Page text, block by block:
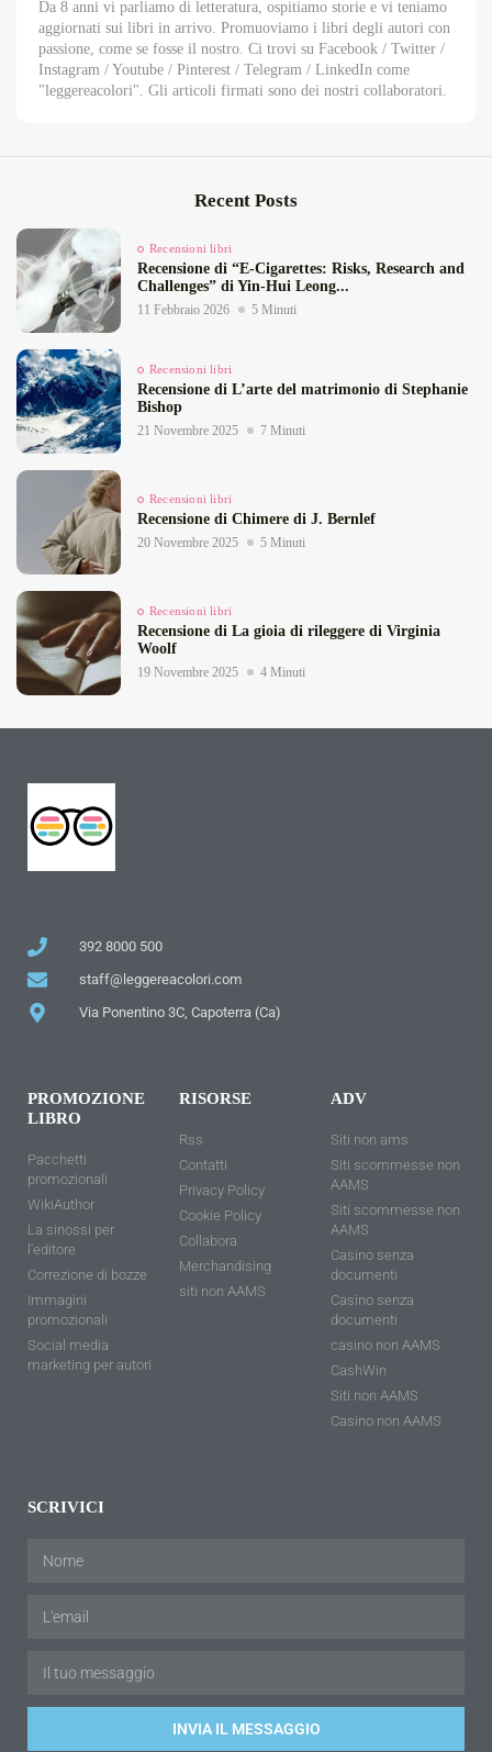
Da 8 anni vi parliamo di letteratura, ospitiamo storie e vi teniamo
aggiornati sui libri in arrivo. Promuoviamo i libri degli autori con
passione, come se fosse il nostro. Ci trovi su Facebook / Twitter /
Instagram / Youtube / Pinterest / Telegram / LinkedIn come
"leggereacolori". Gli articoli firmati sono dei nostri collaboratori.
Recent Posts
Recensioni libri
Recensione di “E‑Cigarettes: Risks, Research and
Challenges” di Yin‑Hui Leong...
11 Febbraio 2026 5 Minuti
Recensioni libri
Recensione di L’arte del matrimonio di Stephanie
Bishop
21 Novembre 2025 7 Minuti
Recensioni libri
Recensione di Chimere di J. Bernlef
20 Novembre 2025 5 Minuti
Recensioni libri
Recensione di La gioia di rileggere di Virginia
Woolf
19 Novembre 2025 4 Minuti
392 8000 500
staff@leggereacolori.com
Via Ponentino 3C, Capoterra (Ca)
PROMOZIONE
LIBRO
Pacchetti
promozionali
WikiAuthor
La sinossi per
l'editore
Correzione di bozze
Immagini
promozionali
Social media
marketing per autori
RISORSE
Rss
Contatti
Privacy Policy
Cookie Policy
Collabora
Merchandising
siti non AAMS
ADV
Siti non ams
Siti scommesse non
AAMS
Siti scommesse non
AAMS
Casino senza
documenti
Casino senza
documenti
casino non AAMS
CashWin
Siti non AAMS
Casino non AAMS
SCRIVICI
INVIA IL MESSAGGIO